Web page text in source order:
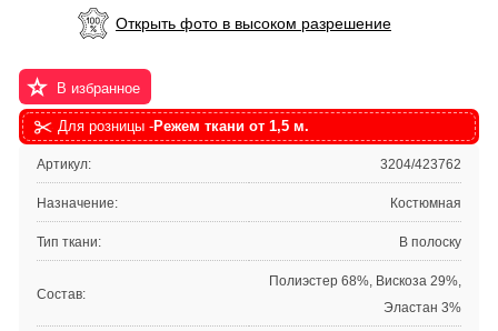
Открыть фото в высоком разрешение
В избранное
Для розницы -Режем ткани от 1,5 м.
Артикул: 3204/423762
Назначение: Костюмная
Тип ткани: В полоску
Состав:
Полиэстер 68%, Вискоза 29%,
Эластан 3%